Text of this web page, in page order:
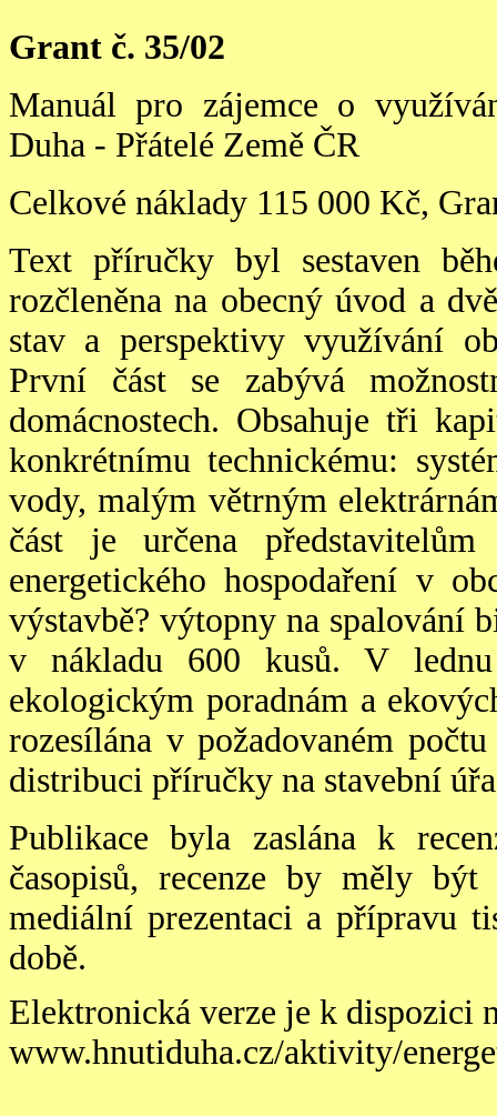
Grant č. 35/02
Manuál pro zájemce o
Duha - Přátelé Země ČR
Celkové náklady 115 000 Kč,
Text příručky byl sestaven
rozčleněna na obecný úvod a
stav a perspektivy využívání
První část se zabývá
domácnostech. Obsahuje tři
konkrétnímu technickému:
vody, malým větrným
část je určena
energetického hospodaření v
výstavbě? výtopny na spalování
v nákladu 600 kusů. V
ekologickým poradnám a
rozesílána v požadovaném počtu
distribuci příručky na stavební
Publikace byla zaslána k
časopisů, recenze by měly
mediální prezentaci a přípravu
době.
Elektronická verze je k dispozici
www.hnutiduha.cz/aktivity/